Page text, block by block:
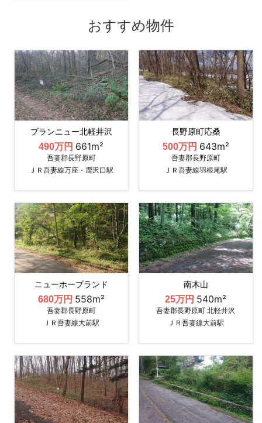
おすすめ物件
ブランニュー北軽井沢
490万円 661m²
吾妻郡長野原町
ＪＲ吾妻線万座・鹿沢口駅
長野原町応桑
500万円 643m²
吾妻郡長野原町
ＪＲ吾妻線羽根尾駅
ニューホープランド
680万円 558m²
吾妻郡長野原町
ＪＲ吾妻線大前駅
南木山
25万円 540m²
吾妻郡長野原町 北軽井沢
ＪＲ吾妻線大前駅